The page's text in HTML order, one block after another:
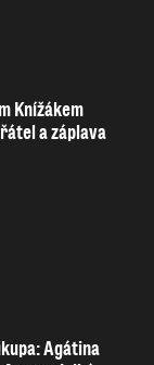
Knížákem
a záplava
Agátina